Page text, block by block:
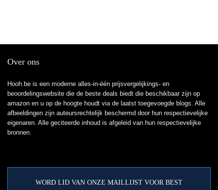
Over ons
Hooh.be is een moderne alles-in-één prijsvergelijkings- en
beoordelingswebsite die de beste deals biedt die beschikbaar zijn op
amazon en u op de hoogte houdt via de laatst toegevoegde blogs. Alle
afbeeldingen zijn auteursrechtelijk beschermd door hun respectievelijke
eigenaren. Alle geciteerde inhoud is afgeleid van hun respectievelijke
bronnen.
WORD LID VAN ONZE MAILLIJST VOOR BEST